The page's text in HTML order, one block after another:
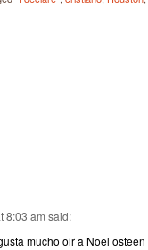
8:03 am said:
mucho oir a Noel osteen